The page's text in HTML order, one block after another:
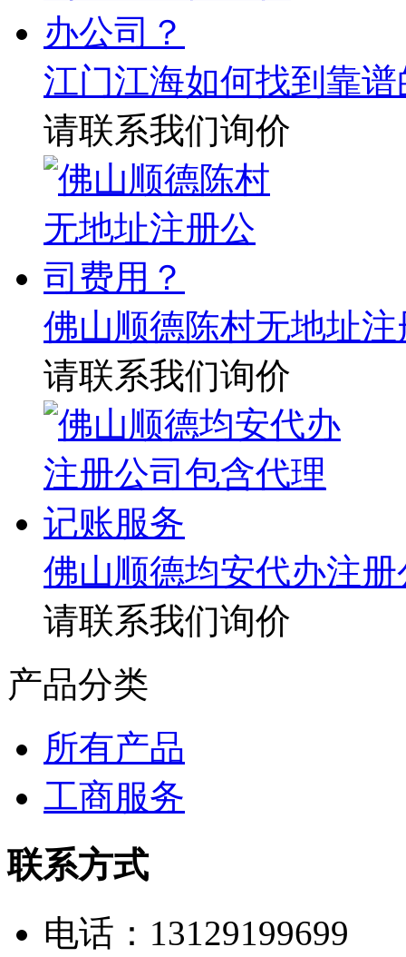
江门江海如何找到靠
请联系我们询价
佛山顺德陈村无地址
请联系我们询价
佛山顺德均安代办注
请联系我们询价
产品分类
所有产品
工商服务
联系方式
电话：13129199699